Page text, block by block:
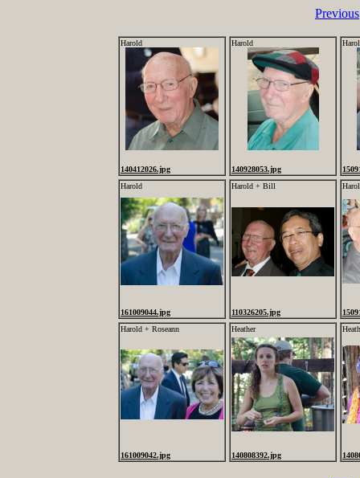
Previous
Harold
140412026.jpg
Harold
140928053.jpg
Harold
161009044.jpg
Harold + Bill
110326205.jpg
Harold + Roseann
161009042.jpg
Heather
140808392.jpg